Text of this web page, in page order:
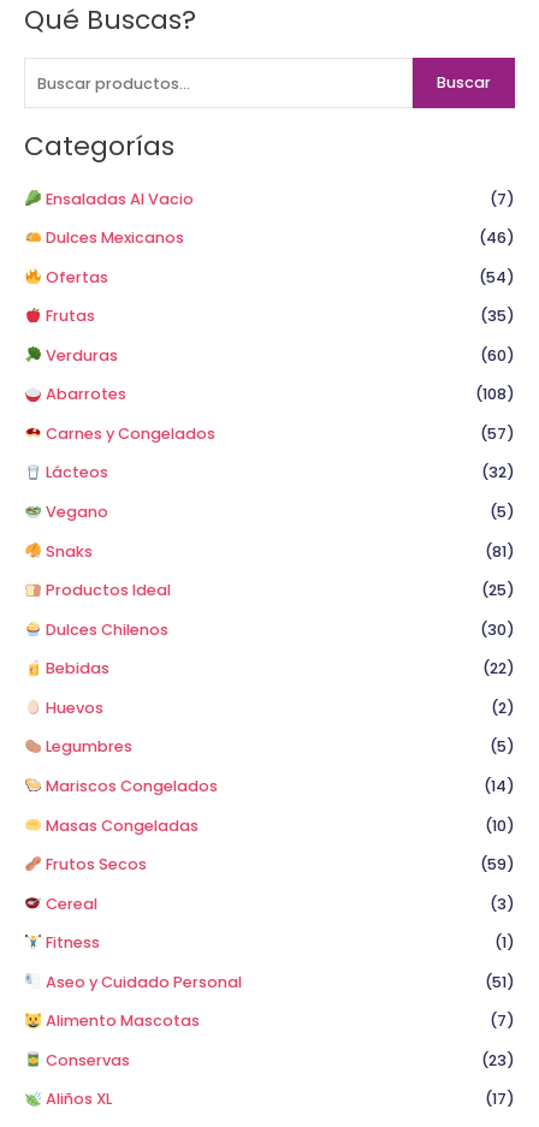
Qué Buscas?
B
c
a
p
:
Buscar
Categorías
Ensaladas Al Vacio
(7)
Dulces Mexicanos
(46)
Ofertas
(54)
Frutas
(35)
Verduras
(60)
Abarrotes
(108)
Carnes y Congelados
(57)
Lácteos
(32)
Vegano
(5)
Snaks
(81)
Productos Ideal
(25)
Dulces Chilenos
(30)
Bebidas
(22)
Huevos
(2)
Legumbres
(5)
Mariscos Congelados
(14)
Masas Congeladas
(10)
Frutos Secos
(59)
Cereal
(3)
Fitness
(1)
Aseo y Cuidado Personal
(51)
Alimento Mascotas
(7)
Conservas
(23)
Aliños XL
(17)